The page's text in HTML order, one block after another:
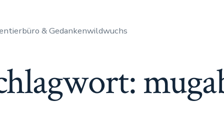
& Gedankenwildwuchs